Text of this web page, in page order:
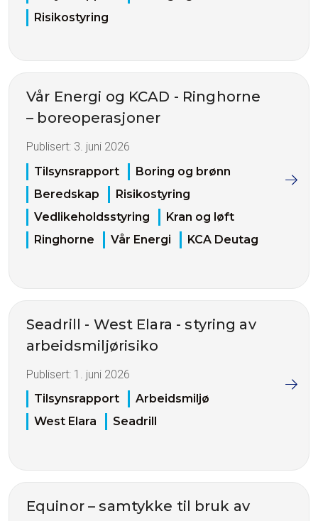
Risikostyring
Vår Energi og KCAD - Ringhorne
– boreoperasjoner
Publisert: 3. juni 2026
Tilsynsrapport
Boring og brønn
Beredskap
Risikostyring
Vedlikeholdsstyring
Kran og løft
Ringhorne
Vår Energi KCA Deutag
Seadrill - West Elara - styring av
arbeidsmiljørisiko
Publisert: 1. juni 2026
Tilsynsrapport
Arbeidsmiljø
West Elara
Seadrill
Equinor – samtykke til bruk av